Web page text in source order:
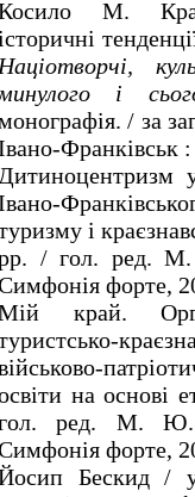
М.
Націотворчі,
і
/ за
Дитиноцентризм
і
/ гол. ред. М.
форте,
край.
на основі
ред. М. Ю.
форте,
Бескид /